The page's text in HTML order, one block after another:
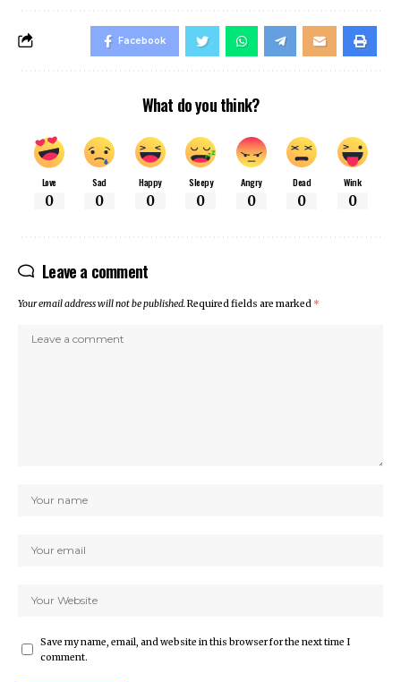
Facebook
What do you think?
Love
0
Sad
0
Happy
0
Sleepy
0
Angry
0
Dead
0
Wink
0
Leave a comment
Your email address will not be published.Required fields are marked *
Save my name, email, and website in this browser for the next time I
comment.